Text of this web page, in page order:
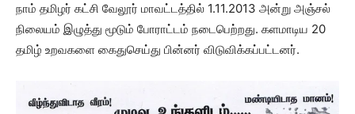
நாம் தமிழர் கட்சி வேலூர் மாவட்டத்தில் 1.11.2013 அன்று அஞ்சல்
நிலையம் இழுத்து மூடும் போராட்டம் நடைபெற்றது. களமாடிய 20
தமிழ் உறவகளை கைதுசெய்து பின்னர் விடுவிக்கப்பட்டனர்.